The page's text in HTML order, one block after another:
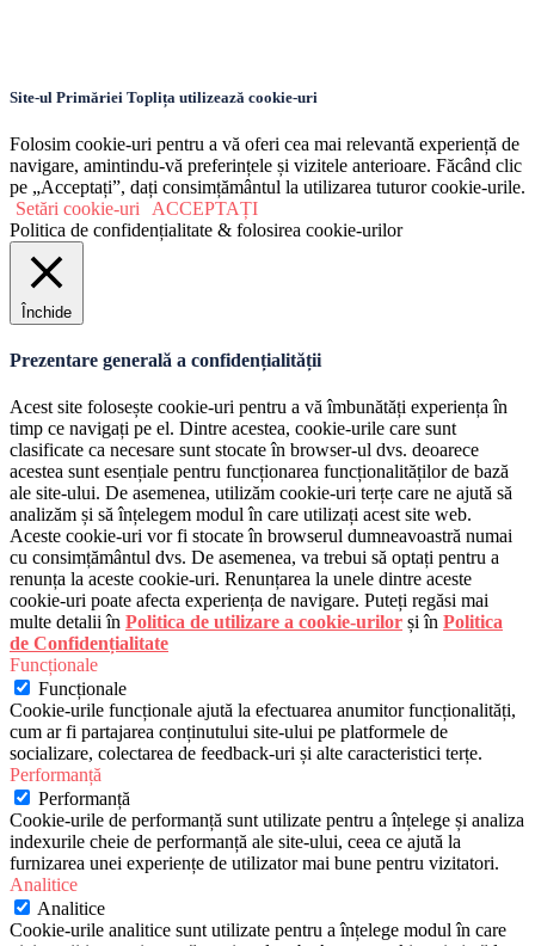
Site-ul Primăriei Toplița utilizează cookie-uri
Folosim cookie-uri pentru a vă oferi cea mai relevantă experiență de
navigare, amintindu-vă preferințele și vizitele anterioare. Făcând clic
pe „Acceptați”, dați consimțământul la utilizarea tuturor cookie-urile.
Setări cookie-uri
ACCEPTAȚI
Politica de confidențialitate & folosirea cookie-urilor
Închide
Prezentare generală a confidențialității
Acest site folosește cookie-uri pentru a vă îmbunătăți experiența în
timp ce navigați pe el. Dintre acestea, cookie-urile care sunt
clasificate ca necesare sunt stocate în browser-ul dvs. deoarece
acestea sunt esențiale pentru funcționarea funcționalităților de bază
ale site-ului. De asemenea, utilizăm cookie-uri terțe care ne ajută să
analizăm și să înțelegem modul în care utilizați acest site web.
Aceste cookie-uri vor fi stocate în browserul dumneavoastră numai
cu consimțământul dvs. De asemenea, va trebui să optați pentru a
renunța la aceste cookie-uri. Renunțarea la unele dintre aceste
cookie-uri poate afecta experiența de navigare. Puteți regăsi mai
multe detalii în Politica de utilizare a cookie-urilor și în Politica
de Confidențialitate
Funcționale
Funcționale
Cookie-urile funcționale ajută la efectuarea anumitor funcționalități,
cum ar fi partajarea conținutului site-ului pe platformele de
socializare, colectarea de feedback-uri și alte caracteristici terțe.
Performanță
Performanță
Cookie-urile de performanță sunt utilizate pentru a înțelege și analiza
indexurile cheie de performanță ale site-ului, ceea ce ajută la
furnizarea unei experiențe de utilizator mai bune pentru vizitatori.
Analitice
Analitice
Cookie-urile analitice sunt utilizate pentru a înțelege modul în care